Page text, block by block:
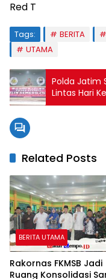
Red T
Tags: BERITA
UTAMA
Polda Jatim
Lintas Hari
2025
Related Posts
BERITA UTAMA
Rakornas FKMSB Jadi
Ruang Konsolidasi